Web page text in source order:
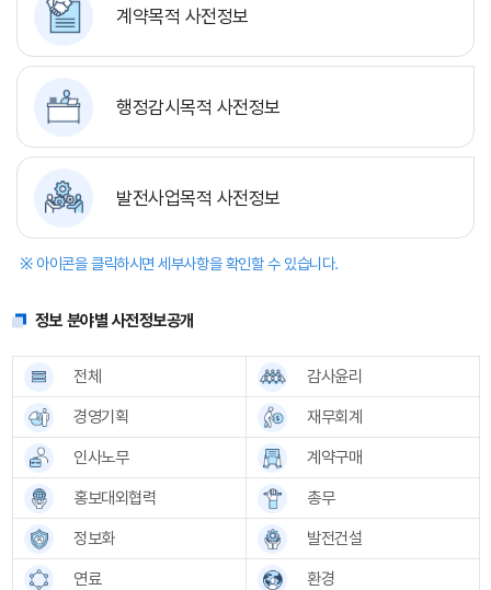
계약목적 사전정보
행정감시목적 사전정보
발전사업목적 사전정보
※ 아이콘을 클릭하시면 세부사항을 확인할 수 있습니다.
정보 분야별 사전정보공개
전체
감사윤리
경영기획
재무회계
인사노무
계약구매
홍보대외협력
총무
정보화
발전건설
연료
환경